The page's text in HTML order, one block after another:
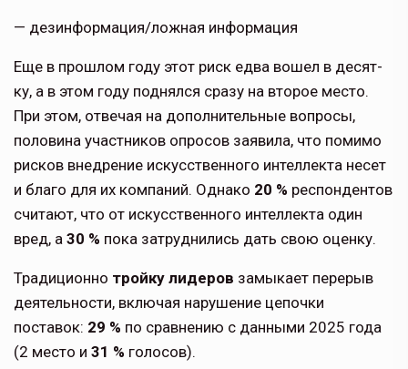
— дезинформация/ложная информация
Еще в прошлом году этот риск едва вошел в десят­
ку, а в этом году поднялся сразу на второе место.
При этом, отвечая на дополнительные вопросы,
половина участников опросов заявила, что помимо
рисков внедрение искусственного интеллекта несет
и благо для их компаний. Однако 20 % респондентов
считают, что от искусственного интеллекта один
вред, а 30 % пока затруднились дать свою оценку.
Традиционно тройку лидеров замыкает перерыв
деятельности, включая нарушение цепочки
поставок: 29 % по сравнению с данны­ми 2025 года
(2 место и 31 % голосов).